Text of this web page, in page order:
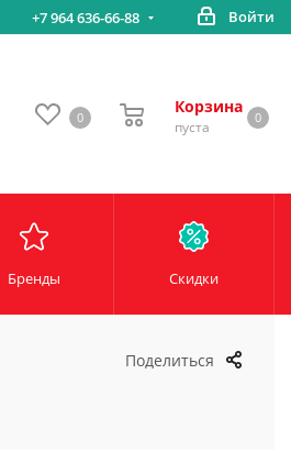
5000 руб*
+7 964 636-66-88 Войти
0
Корзина
пуста
0
Бренды Скидки
Поделиться